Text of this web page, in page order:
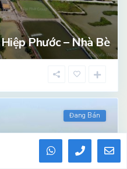
Phước – Nhà Bè
Đang Bán